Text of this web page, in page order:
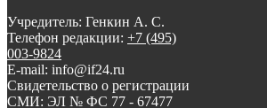
Учредитель: Генкин А. С.
Телефон редакции: +7 (495)
003-9824
E-mail: info@if24.ru
Свидетельство о регистрации
СМИ: ЭЛ № ФС 77 - 67477